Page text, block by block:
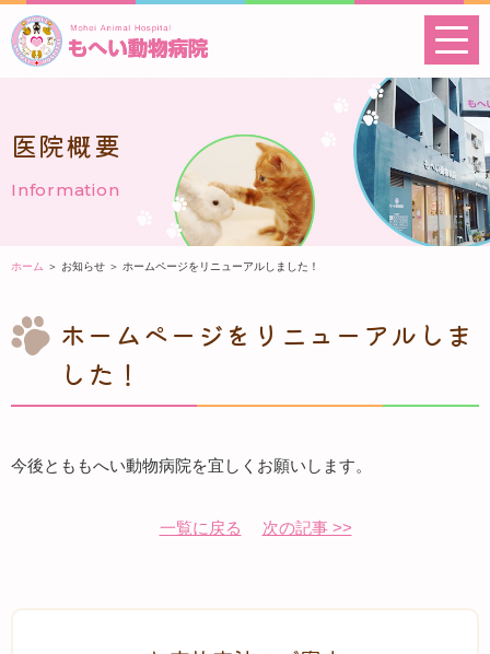
医院概要
Information
ホーム ＞ お知らせ ＞ ホームページをリニューアルしました！
ホームページをリニューアルしま
した！
今後とももへい動物病院を宜しくお願いします。
一覧に戻る 次の記事 >>